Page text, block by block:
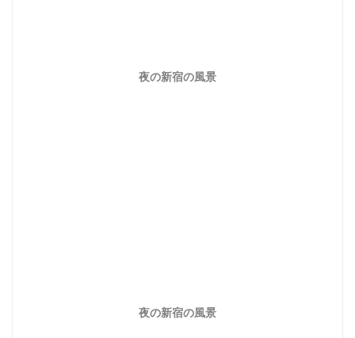
夜の新宿の風景
夜の新宿の風景